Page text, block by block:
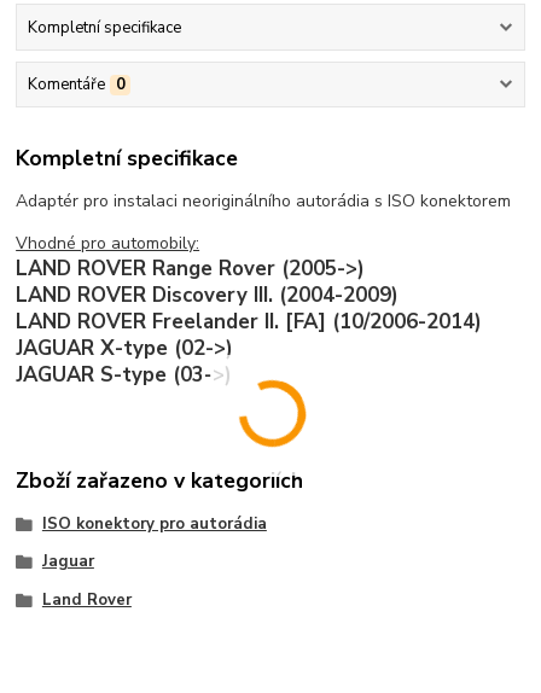
Kompletní specifikace
Komentáře 0
Kompletní specifikace
Adaptér pro instalaci neoriginálního autorádia s ISO konektorem
Vhodné pro automobily:
LAND ROVER Range Rover (2005->)
LAND ROVER Discovery III. (2004-2009)
LAND ROVER Freelander II. [FA] (10/2006-2014)
JAGUAR X-type (02->)
JAGUAR S-type (03->)
Zboží zařazeno v kategoriích
ISO konektory pro autorádia
Jaguar
Land Rover